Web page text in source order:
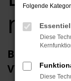
nach
Budde
VW in
Folgende
Diese
Diese